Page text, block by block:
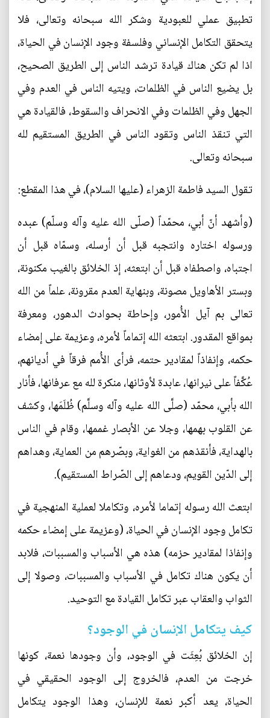
تطبيق عملي للعبودية وشكر الله سبحانه وتعالى، فلا
يتحقق التكامل الإنساني وفلسفة وجود الإنسان في الحياة،
اذا لم تكن هناك قيادة ترشد الناس إلى الطريق الصحيح،
بل يضيع الناس في الظلمات، ويتيه الناس في العدم وفي
الجهل وفي الظلمات وفي الانحراف والسقوط، فالقيادة هي
التي تنقذ الناس وتقود الناس في الطريق المستقيم لله
سبحانه وتعالى.
تقول السيد فاطمة الزهراء (عليها السلام)، في هذا المقطع:
(وأشهد أنّ أبي، محمّداً (صلّى الله عليه وآله وسلّم) عبده
ورسوله اختاره وانتجبه قبل أن أرسله، وسمّاه قبل أن
اجتباه، واصطفاه قبل أن ابتعثه، إذ الخلائق بالغيب مكنونة،
وبستر الأهاويل مصونة، وبنهاية العدم مقرونة، علماً من الله
تعالى بم آيل الأُمور، وإحاطة بحوادث الدهور، ومعرفة
بمواقع المقدور. ابتعثه الله إتماماً لأمره، وعزيمة على إمضاء
حكمه، وإنفاذاً لمقادير حتمه، فرأى الأُمم فرقاً في أديانهم،
عُكَّفاً على نيرانها، عابدة لأوثانها، منكرة لله مع عرفانها، فأنار
الله بأبي، محمّد (صلَّى الله عليه وآله وسلَّم) ظُلَمَها، وكشف
عن القلوب بهمها، وجلا عن الأبصار غممها، وقام في الناس
بالهداية، فأنقذهم من الغواية، وبصّرهم من العماية، وهداهم
إلى الدّين القويم، ودعاهم إلى الصّراط المستقيم).
ابتعث الله رسوله إتماما لأمره، وتكاملا لعملية المنهجية في
تكامل وجود الإنسان في الحياة، (وعزيمة على إمضاء حكمه
وإنفاذا لمقادير حزمه) هذه هي الأسباب والمسببات، فلابد
أن يكون هناك تكامل في الأسباب والمسببات، وصولا إلى
الثواب والعقاب عبر تكامل القيادة مع التوحيد.
كيف يتكامل الإنسان في الوجود؟
إن الخلائق بُعِثَت في الوجود، وأن وجودها نعمة، كونها
خرجت من العدم، فالخروج إلى الوجود الحقيقي في
الحياة، يعد أكبر نعمة للإنسان، وهذا الوجود يتكامل